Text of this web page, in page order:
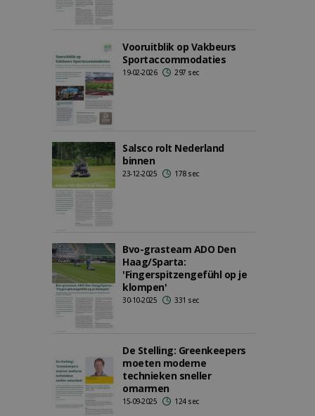
Vooruitblik op Vakbeurs
Sportaccommodaties
19-02-2026 297 sec
Salsco rolt Nederland
binnen
23-12-2025 178 sec
Bvo-grasteam ADO Den
Haag/Sparta:
'Fingerspitzengefühl op je
klompen'
30-10-2025 331 sec
De Stelling: Greenkeepers
moeten moderne
technieken sneller
omarmen
15-09-2025 124 sec